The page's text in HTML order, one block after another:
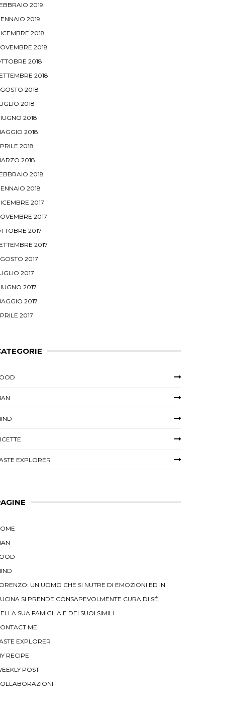
2019
2019
2018
2018
2018
2018
2018
2018
2018
2018
2018
2018
2018
2018
2017
2017
2017
2017
2017
2017
2017
2017
2017
EXPLORER
UN UOMO CHE SI NUTRE DI EMOZIONI ED IN
SI PRENDE CONSAPEVOLMENTE CURA DI SÉ,
SUA FAMIGLIA E DEI SUOI SIMILI.
ME
EXPLORER
RECIPE
POST